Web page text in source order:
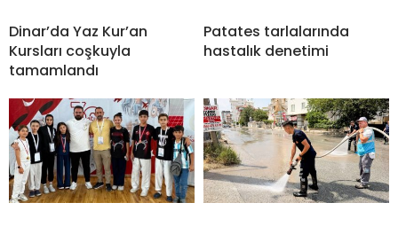
Dinar’da Yaz Kur’an
Kursları coşkuyla
tamamlandı
Patates tarlalarında
hastalık denetimi